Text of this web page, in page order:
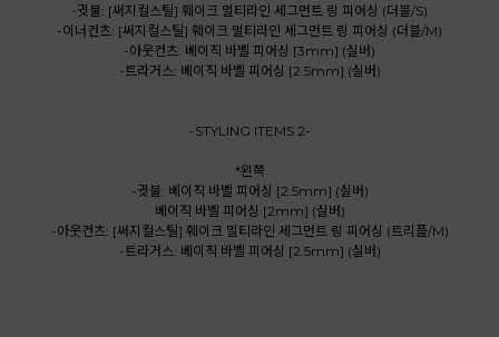
-귓불: [써지컬스틸] 훼이크 멀티라인 세그먼트 링 피어싱 (더블/S)
-이너컨츠: [써지컬스틸] 훼이크 멀티라인 세그먼트 링 피어싱 (더블/M)
-아웃컨츠: 베이직 바벨 피어싱 [3mm] (실버)
-트라거스: 베이직 바벨 피어싱 [2.5mm] (실버)
-STYLING ITEMS 2-
*왼쪽
-귓불: 베이직 바벨 피어싱 [2.5mm] (실버)
베이직 바벨 피어싱 [2mm] (실버)
-아웃컨츠: [써지컬스틸] 훼이크 멀티라인 세그먼트 링 피어싱 (트리플/M)
-트라거스: 베이직 바벨 피어싱 [2.5mm] (실버)